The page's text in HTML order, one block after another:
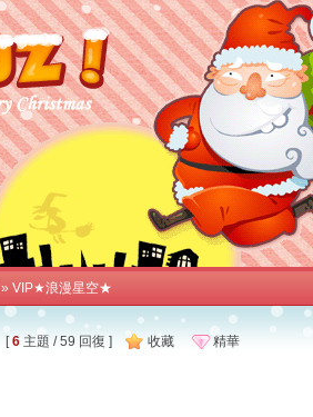
» VIP★浪漫星空★
[6 主題 / 59 回復 ] 收藏 精華